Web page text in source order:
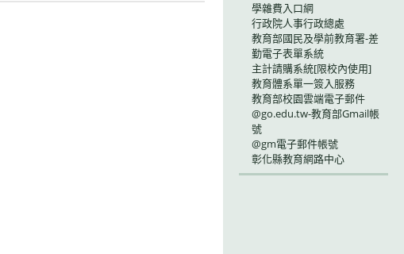
page
學雜費入口網
行政院人事行政總處
教育部國民及學前教育署-差
勤電子表單系統
主計請購系統[限校內使用]
教育體系單一簽入服務
教育部校園雲端電子郵件
@go.edu.tw-教育部Gmail帳
號
@gm電子郵件帳號
彰化縣教育網路中心